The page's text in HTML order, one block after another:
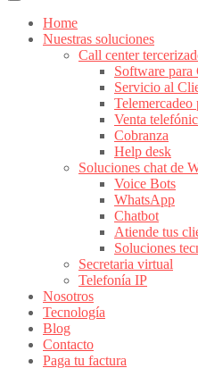
Home
Nuestras soluciones
Call center
Software para
Servicio al
Telemercadeo
Venta
Cobranza
Help desk
Soluciones chat de
Voice Bots
WhatsApp
Chatbot
Atiende tus
Soluciones
Secretaria virtual
Telefonía IP
Nosotros
Tecnología
Blog
Contacto
Paga tu factura